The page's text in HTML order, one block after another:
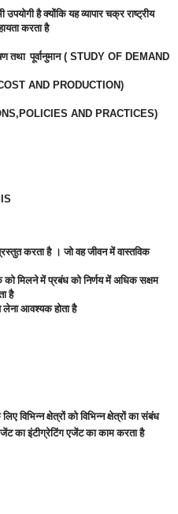
है क्योंकि यह व्यापार चक्र राष्ट्रीय
करता है
तथा पूर्वानुमान ( STUDY OF DEMAND
AND PRODUCTION)
AND PRACTICES)
करता है । जो वह जीवन में वास्तविक
मिलने में प्रबंध को निर्णय में अधिक सक्षम
है
लेना आवश्यक होता है
विभिन्न क्षेत्रों को विभिन्न क्षेत्रों का संबंध
का इंटीग्रेटिंग एजेंट का काम करता है